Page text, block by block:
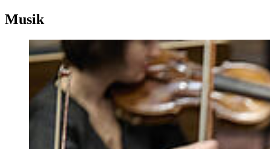
Musik